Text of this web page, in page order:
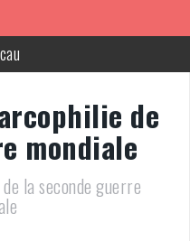
militaire
militaire
militaire
de
mondiale
la seconde guerre